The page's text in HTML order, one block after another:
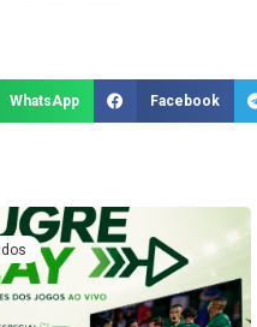
WhatsApp Facebook